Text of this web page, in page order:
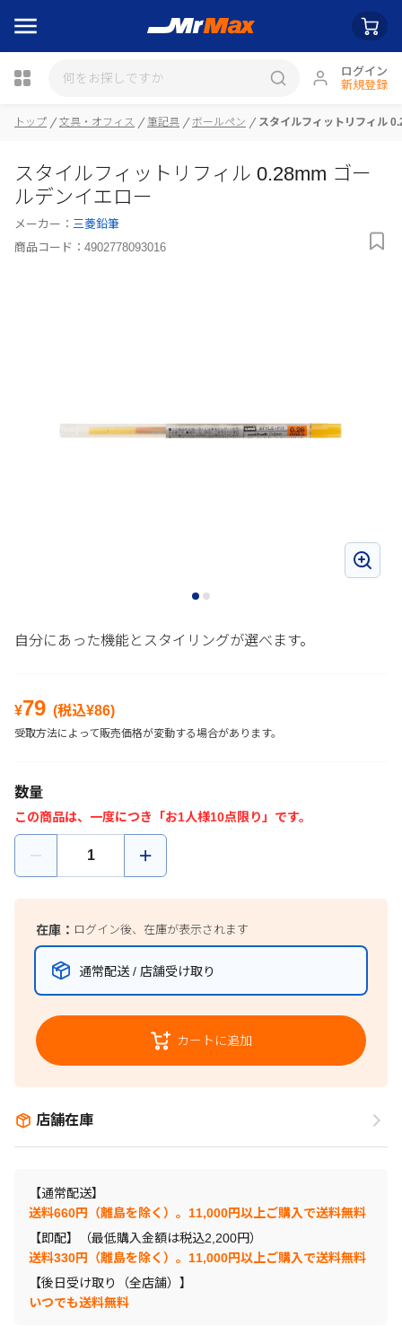
ログイン
新規登録
瓶詰
トップ 文具・オフィス 筆記具 ボールペン スタイルフィットリフィル
スタイルフィットリフィル 0.28mm ゴー
ルデンイエロー
メーカー： 三菱鉛筆
商品コード： 4902778093016
自分にあった機能とスタイリングが選べます。
¥79 (税込¥86)
受取方法によって販売価格が変動する場合があります。
数量
この商品は、一度につき「お1人様10点限り」です。
在庫： ログイン後、在庫が表示されます
通常配送 / 店舗受け取り
カートに追加
店舗在庫
【通常配送】
送料660円（離島を除く）。11,000円以上ご購入で送料無料
【即配】（最低購入金額は税込2,200円）
送料330円（離島を除く）。11,000円以上ご購入で送料無料
【後日受け取り（全店舗）】
いつでも送料無料